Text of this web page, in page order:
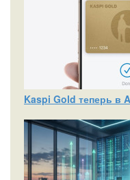
Kaspi Gold теперь в